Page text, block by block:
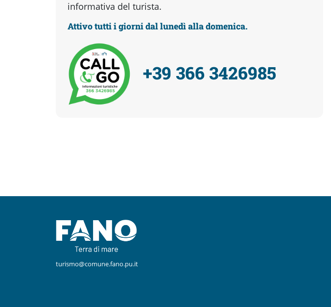
Instagram
informativa del turista.
Attivo tutti i giorni dal lunedì alla domenica.
+39 366 3426985
turismo@comune.fano.pu.it